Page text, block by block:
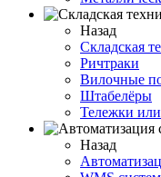
Назад
Складская
Ричтраки
Вилочные
Штабелёры
Тележки
Назад